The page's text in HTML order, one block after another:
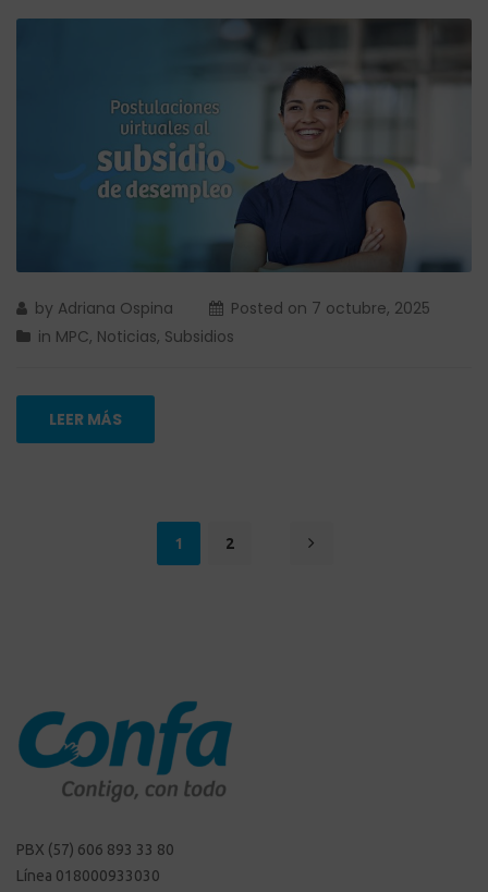
by Adriana Ospina Posted on 7 octubre, 2025
in MPC, Noticias, Subsidios
LEER MÁS
1 2
PBX (57) 606 893 33 80
Línea 018000933030